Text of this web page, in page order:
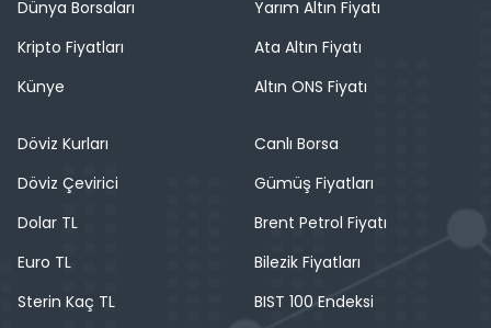
Dünya Borsaları
Kripto Fiyatları
Künye
Yarım Altın Fiyatı
Ata Altın Fiyatı
Altın ONS Fiyatı
Döviz Kurları
Döviz Çevirici
Dolar TL
Euro TL
Sterin Kaç TL
Canlı Borsa
Gümüş Fiyatları
Brent Petrol Fiyatı
Bilezik Fiyatları
BIST 100 Endeksi